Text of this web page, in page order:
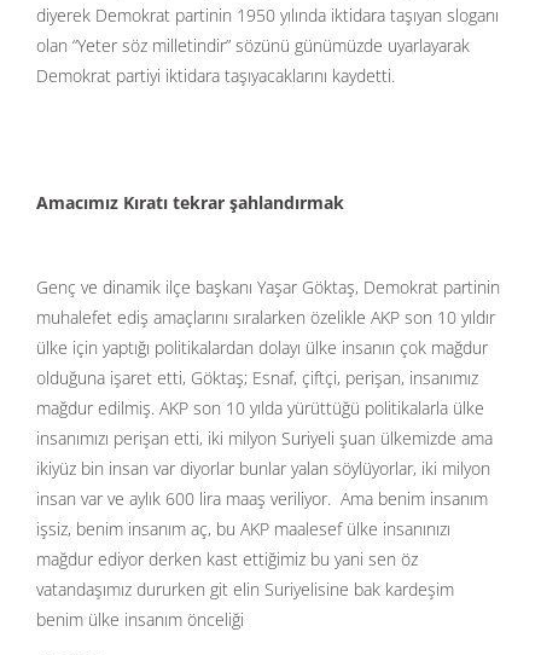
diyerek Demokrat partinin 1950 yılında iktidara taşıyan sloganı
olan “Yeter söz milletindir” sözünü günümüzde uyarlayarak
Demokrat partiyi iktidara taşıyacaklarını kaydetti.
Amacımız Kıratı tekrar şahlandırmak
Genç ve dinamik ilçe başkanı Yaşar Göktaş, Demokrat partinin
muhalefet ediş amaçlarını sıralarken özelikle AKP son 10 yıldır
ülke için yaptığı politikalardan dolayı ülke insanın çok mağdur
olduğuna işaret etti, Göktaş; Esnaf, çiftçi, perişan, insanımız
mağdur edilmiş. AKP son 10 yılda yürüttüğü politikalarla ülke
insanımızı perişan etti, iki milyon Suriyeli şuan ülkemizde ama
ikiyüz bin insan var diyorlar bunlar yalan söylüyorlar, iki milyon
insan var ve aylık 600 lira maaş veriliyor. Ama benim insanım
işsiz, benim insanım aç, bu AKP maalesef ülke insanınızı
mağdur ediyor derken kast ettiğimiz bu yani sen öz
vatandaşımız dururken git elin Suriyelisine bak kardeşim
benim ülke insanım önceliği